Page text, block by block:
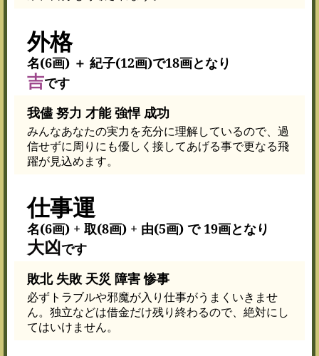
外格
名(6画) ＋ 紀子(12画)で18画となり
吉です
我儘 努力 才能 強悍 成功
みんなあなたの実力を充分に理解しているので、過
信せずに周りにも優しく接してあげる事で更なる飛
躍が見込めます。
仕事運
名(6画) + 取(8画) + 由(5画) で 19画となり
大凶です
敗北 失敗 天災 障害 惨事
必ずトラブルや邪魔が入り仕事がうまくいきませ
ん。独立などは借金だけ残り終わるので、絶対にし
てはいけません。